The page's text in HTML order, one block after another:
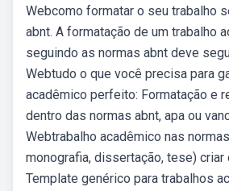
Webcomo formatar o seu trabalho
abnt. A formatação de um trabalho
seguindo as normas abnt deve
Webtudo o que você precisa para
acadêmico perfeito: Formatação e
dentro das normas abnt, apa ou
Webtrabalho acadêmico nas
monografia, dissertação, tese) criar
Template genérico para trabalhos